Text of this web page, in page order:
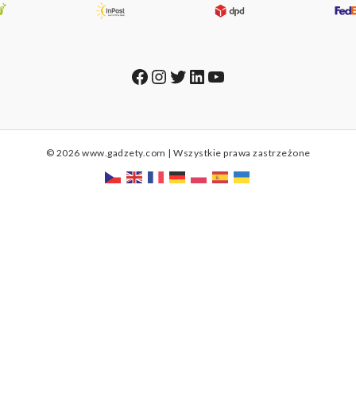
Facebook
Instagram
Twitter
LinkedIn
YouTube
© 2026 www.gadzety.com | Wszystkie prawa zastrzeżone